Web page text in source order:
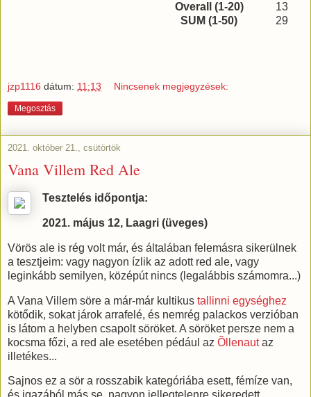
Overall (1-20)
13
SUM (1-50)
29
jzp1116 dátum: 11:13 Nincsenek megjegyzések:
Megosztás
2021. október 21., csütörtök
Vana Villem Red Ale
Tesztelés időpontja:
2021. május 12, Laagri (üveges)
Vörös ale is rég volt már, és általában felemásra sikerülnek
a tesztjeim: vagy nagyon ízlik az adott red ale, vagy
leginkább semilyen, középút nincs (legalábbis számomra...)
A Vana Villem söre a már-már kultikus tallinni egységhez
kötődik, sokat járok arrafelé, és nemrég palackos verzióban
is látom a helyben csapolt söröket. A söröket persze nem a
kocsma főzi, a red ale esetében pédául az Õllenautaz
illetékes...
Sajnos ez a sör a rosszabik kategóriába esett, fémíze van,